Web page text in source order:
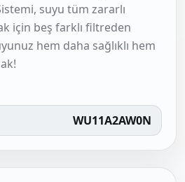
suyu tüm zararlı
için beş farklı filtreden
hem daha sağlıklı hem
WU11A2AW0N